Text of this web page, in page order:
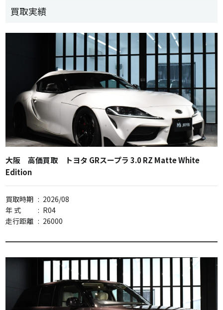
買取実績
大阪 高価買取 トヨタ GRスープラ 3.0 RZ Matte White
Edition
買取時期 : 2026/08
年 式
: R04
走行距離 : 26000